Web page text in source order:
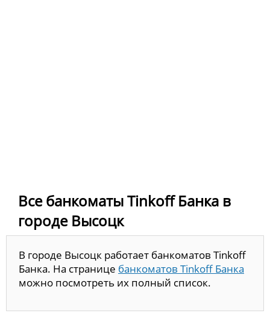
Все банкоматы Tinkoff Банка в
городе Высоцк
В городе Высоцк работает банкоматов Tinkoff
Банка. На странице банкоматов Tinkoff Банка
можно посмотреть их полный список.